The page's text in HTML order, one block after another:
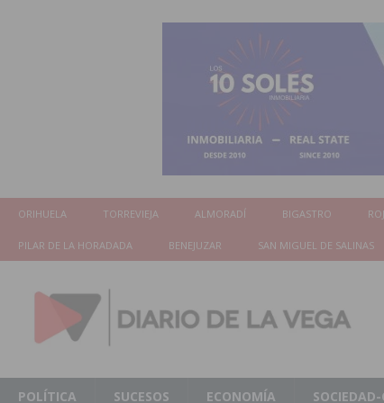
ORIHUELA TORREVIEJA ALMORADÍ BIGASTRO
PILAR DE LA HORADADA BENEJUZAR SAN MIGUEL DE SALINAS
POLÍTICA SUCESOS ECONOMÍA